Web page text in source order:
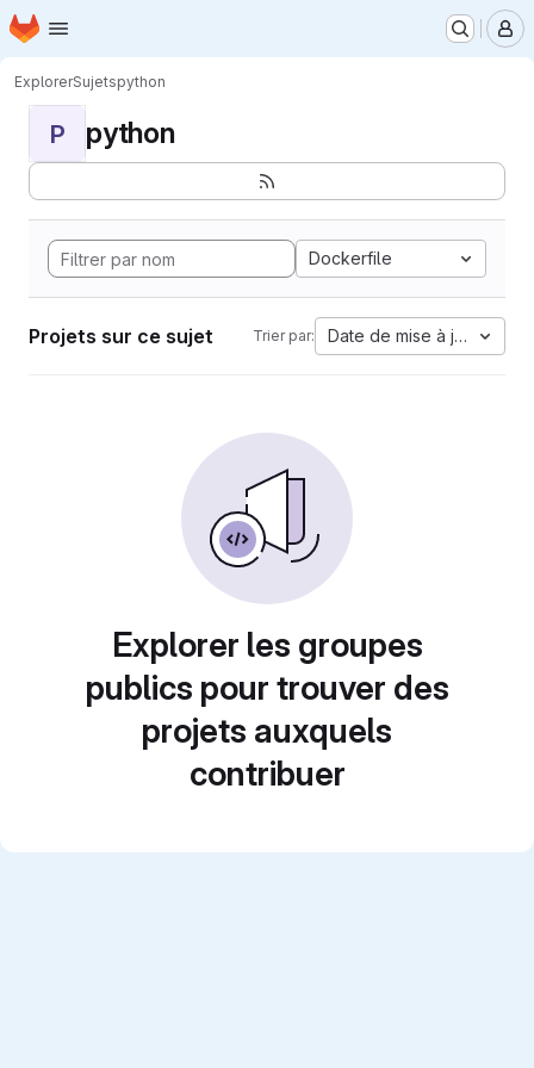
Passer au contenu principal
Page d'accueil
ExplorerSujetspython
P python
Dockerfile
Projets sur ce sujet Trier par: Date de mise à jour
Explorer les groupes
publics pour trouver des
projets auxquels
contribuer